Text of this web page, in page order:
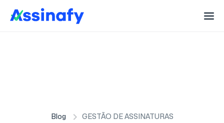
Blog GESTÃO DE ASSINATURAS